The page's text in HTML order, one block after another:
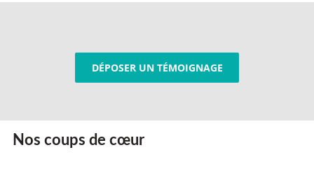
DÉPOSER UN TÉMOIGNAGE
Nos coups de cœur